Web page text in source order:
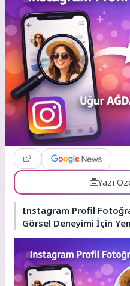
Yazı
Instagram Profil
Görsel Deneyimi İçin